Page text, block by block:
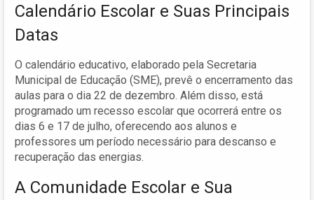
Calendário Escolar e Suas Principais
Datas
O calendário educativo, elaborado pela Secretaria
Municipal de Educação (SME), prevê o encerramento das
aulas para o dia 22 de dezembro. Além disso, está
programado um recesso escolar que ocorrerá entre os
dias 6 e 17 de julho, oferecendo aos alunos e
professores um período necessário para descanso e
recuperação das energias.
A Comunidade Escolar e Sua